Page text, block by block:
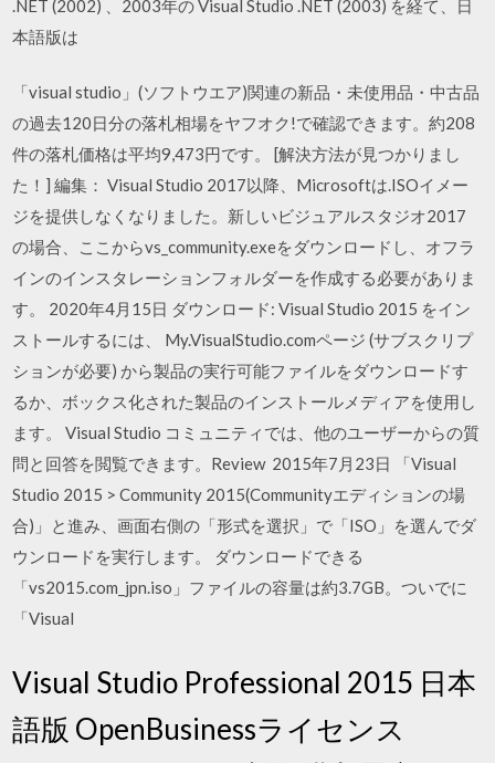
.NET (2002) 、2003年の Visual Studio .NET (2003) を経て、日
本語版は
「visual studio」(ソフトウエア)関連の新品・未使用品・中古品
の過去120日分の落札相場をヤフオク!で確認できます。約208
件の落札価格は平均9,473円です。 [解決方法が見つかりまし
た！] 編集： Visual Studio 2017以降、Microsoftは.ISOイメー
ジを提供しなくなりました。新しいビジュアルスタジオ2017
の場合、ここからvs_community.exeをダウンロードし、オフラ
インのインスタレーションフォルダーを作成する必要がありま
す。 2020年4月15日 ダウンロード: Visual Studio 2015 をイン
ストールするには、 My.VisualStudio.comページ (サブスクリプ
ションが必要) から製品の実行可能ファイルをダウンロードす
るか、ボックス化された製品のインストールメディアを使用し
ます。 Visual Studio コミュニティでは、他のユーザーからの質
問と回答を閲覧できます。Review 2015年7月23日 「Visual
Studio 2015 > Community 2015(Communityエディションの場
合)」と進み、画面右側の「形式を選択」で「ISO」を選んでダ
ウンロードを実行します。 ダウンロードできる
「vs2015.com_jpn.iso」ファイルの容量は約3.7GB。ついでに
「Visual
Visual Studio Professional 2015 日本
語版 OpenBusinessライセンス